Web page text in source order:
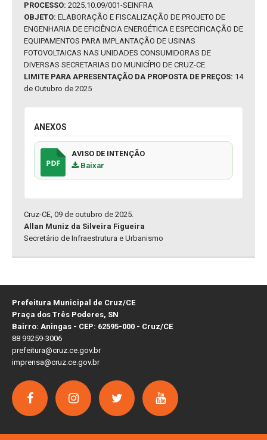
PROCESSO: 2025.10.09/001-SEINFRA
OBJETO: ELABORAÇÃO E FISCALIZAÇÃO DE PROJETO DE
ENGENHARIA DE EFICIÊNCIA ENERGÉTICA E ESPECIFICAÇÃO DE
EQUIPAMENTOS PARA IMPLANTAÇÃO DE USINAS
FOTOVOLTAICAS NAS UNIDADES CONSUMIDORAS DE
DIVERSAS SECRETARIAS DO MUNICÍPIO DE CRUZ-CE.
LIMITE PARA APRESENTAÇÃO DA PROPOSTA DE PREÇOS: 14
de Outubro de 2025
ANEXOS
AVISO DE INTENÇÃO
Baixar
Cruz-CE, 09 de outubro de 2025.
Allan Muniz da Silveira Figueira
Secretário de Infraestrutura e Urbanismo
Prefeitura Municipal de Cruz/CE
Praça dos Três Poderes, SN
Bairro: Aningas - CEP: 62595-000 - Cruz/CE
88 99259-3006
prefeitura@cruz.ce.gov.br
imprensa@cruz.ce.gov.br